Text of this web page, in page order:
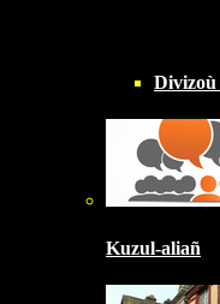
Divizoù
Kuzul-aliañ